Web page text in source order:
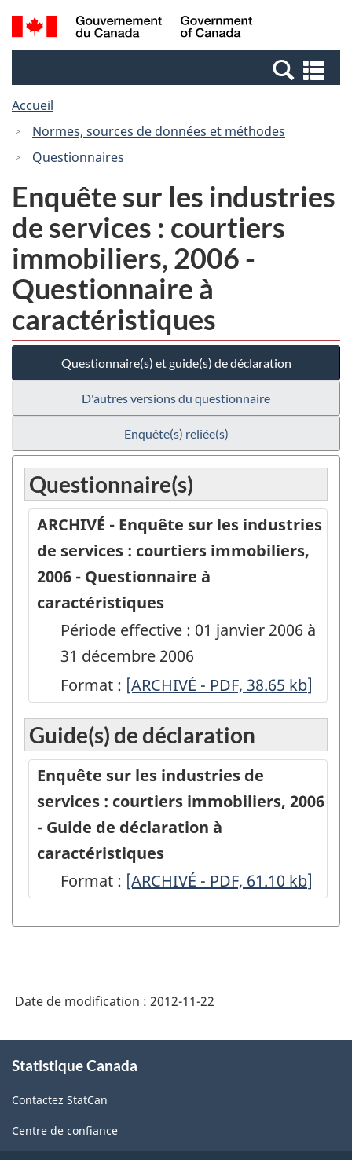
Passer
au
Passer
à
Canada
Recherche
et
et
Accueil
Normes, sources de données et méthodes
Questionnaires
Enquête sur les industries
de services : courtiers
immobiliers, 2006 -
Questionnaire à
caractéristiques
Questionnaire(s) et guide(s) de déclaration
D'autres versions du questionnaire
Enquête(s) reliée(s)
Questionnaire(s)
ARCHIVÉ - Enquête sur les industries
de services : courtiers immobiliers,
2006 - Questionnaire à
caractéristiques
Période effective : 01 janvier 2006 à
31 décembre 2006
Format : ARCHIVÉ
Enquête
sur
services
:
-
caractéristiques
[ARCHIVÉ - PDF, 38.65 kb]
Guide(s) de déclaration
Enquête sur les industries de
services : courtiers immobiliers, 2006
- Guide de déclaration à
caractéristiques
Format : -
-
[ARCHIVÉ - PDF, 61.10 kb]
Date de modification : 2012-11-22
propos
ce
site
Statistique Canada
Contactez StatCan
Centre de confiance